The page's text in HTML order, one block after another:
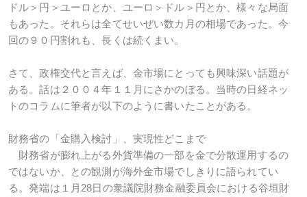
ドル＞円＞ユーロとか、ユーロ＞ドル＞円とか、様々な局面
もあった。それらは全てせいぜい数カ月の相場であった。今
回の９０円割れも、長くは続くまい。
さて、政権交代と言えば、金市場にとっても興味深い話題が
ある。話は２００４年１１月にさかのぼる。当時の日経ネッ
トのコラムに筆者が以下のように書いたことがある。
財務省の「金購入検討」、実現性どこまで
財務省が膨れ上がる外貨準備の一部を金で分散運用するの
ではないか、との観測が海外金市場でしきりに語られてい
る。発端は１月28日の衆議院財務金融委員会における谷垣財